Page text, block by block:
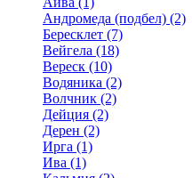
Андромеда (подбел) (2)
Бересклет (7)
Вейгела (18)
Вереск (10)
Водяника (2)
Волчник (2)
Дейция (2)
Дерен (2)
Ирга (1)
Ива (1)